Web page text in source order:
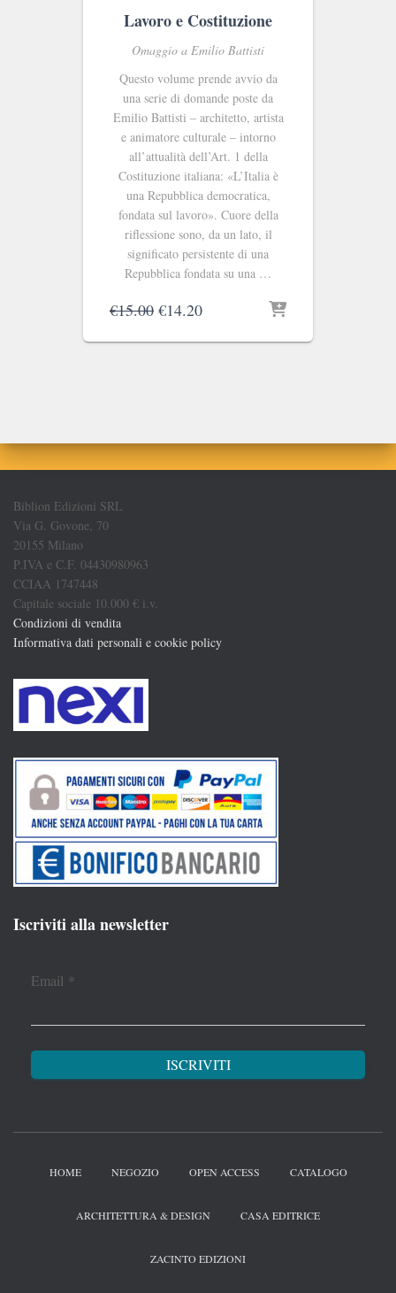
Lavoro e Costituzione
Omaggio a Emilio Battisti
Questo volume prende avvio da
una serie di domande poste da
Emilio Battisti – architetto, artista
e animatore culturale – intorno
all’attualità dell’Art. 1 della
Costituzione italiana: «L’Italia è
una Repubblica democratica,
fondata sul lavoro». Cuore della
riflessione sono, da un lato, il
significato persistente di una
Repubblica fondata su una …
€15.00 Il
originale
€14.20Il
attuale
Biblion Edizioni SRL
Via G. Govone, 70
20155 Milano
P.IVA e C.F. 04430980963
CCIAA 1747448
Capitale sociale 10.000 € i.v.
Condizioni di vendita
Informativa dati personali e cookie policy
Iscriviti alla newsletter
Email *
HOME NEGOZIO OPEN ACCESS CATALOGO
ARCHITETTURA & DESIGN CASA EDITRICE
ZACINTO EDIZIONI